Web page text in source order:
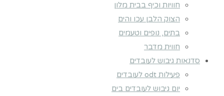
חוויות וכיף בבית מלון
הצוק הלבן עכו והים
בתים, נופים וטעמים
חווית מדבר
סדנאות גיבוש לעובדים
פעילות odt לעובדים
יום גיבוש לעובדים בים